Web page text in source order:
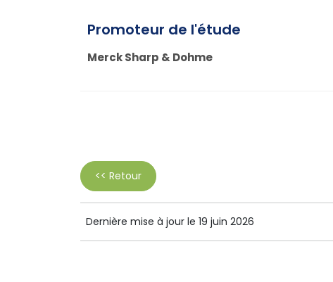
Promoteur de l'étude
Merck Sharp & Dohme
<< Retour
Dernière mise à jour le 19 juin 2026